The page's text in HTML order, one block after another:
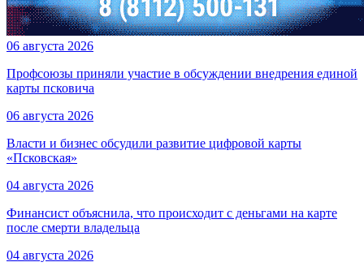
06 августа 2026
Профсоюзы приняли участие в обсуждении внедрения единой
карты псковича
06 августа 2026
Власти и бизнес обсудили развитие цифровой карты
«Псковская»
04 августа 2026
Финансист объяснила, что происходит с деньгами на карте
после смерти владельца
04 августа 2026